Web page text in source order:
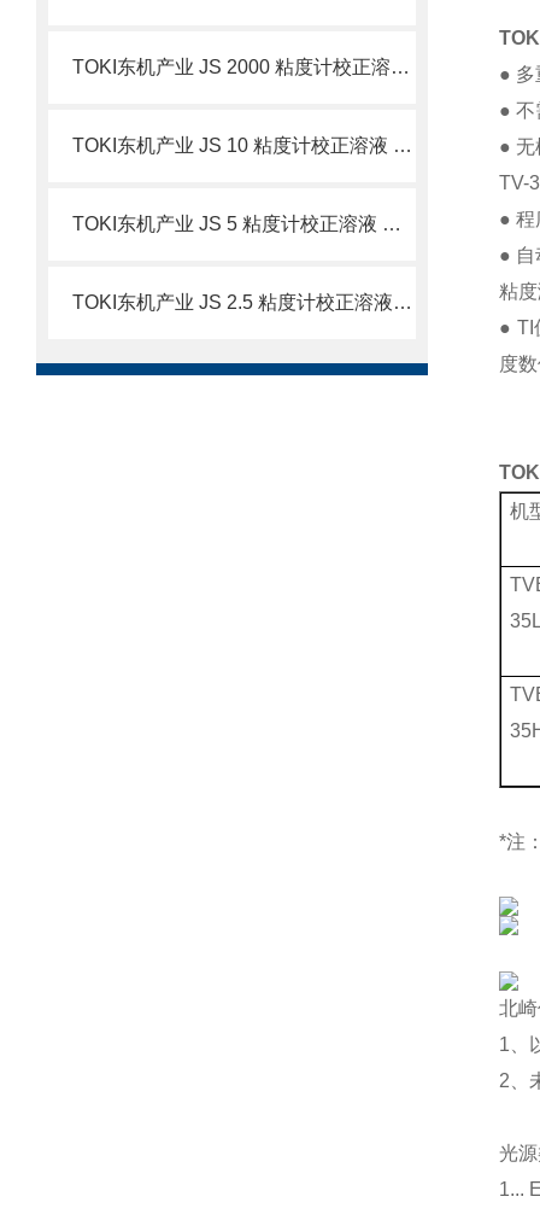
TOKI东机产业 JS 2000 粘度计校正溶液 简介
TOKI东机产业 JS 10 粘度计校正溶液 简介
TOKI东机产业 JS 5 粘度计校正溶液 简介
TOKI东机产业 JS 2.5 粘度计校正溶液 简介
● 多
● 不
● 无
TV-
● 程
● 自
粘
● TI
度
机
*注
北
1、
2、
光
1...